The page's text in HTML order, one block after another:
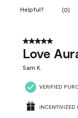
Helpful? (0)
5 out of 5 stars.
Love
Sam K.
VERIFIED
INCENTIVIZED